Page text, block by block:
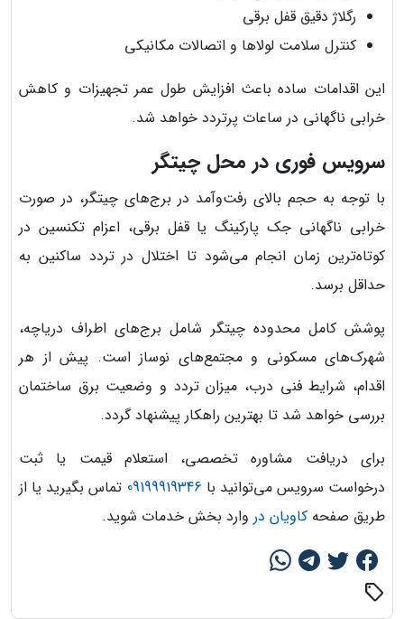
رگلاژ دقیق قفل برقی
کنترل سلامت لولاها و اتصالات مکانیکی
این اقدامات ساده باعث افزایش طول عمر تجهیزات و کاهش
خرابی ناگهانی در ساعات پرتردد خواهد شد.
سرویس فوری در محل چیتگر
با توجه به حجم بالای رفت‌وآمد در برج‌های چیتگر، در صورت
خرابی ناگهانی جک پارکینگ یا قفل برقی، اعزام تکنسین در
کوتاه‌ترین زمان انجام می‌شود تا اختلال در تردد ساکنین به
حداقل برسد.
پوشش کامل محدوده چیتگر شامل برج‌های اطراف دریاچه،
شهرک‌های مسکونی و مجتمع‌های نوساز است. پیش از هر
اقدام، شرایط فنی درب، میزان تردد و وضعیت برق ساختمان
بررسی خواهد شد تا بهترین راهکار پیشنهاد گردد.
برای دریافت مشاوره تخصصی، استعلام قیمت یا ثبت
درخواست سرویس می‌توانید با 09199919346 تماس بگیرید یا از
طریق صفحه کاویان در وارد بخش خدمات شوید.
sell